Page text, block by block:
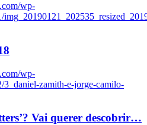
wp-
wp-
3_daniel-zamith-e-jorge-camilo-
Vai querer descobrir…